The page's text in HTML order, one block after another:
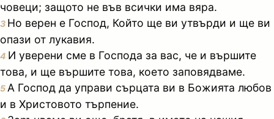
човеци; защото не във всички има вяра.
3 Но верен е Господ, Който ще ви утвърди и ще ви
опази от лукавия.
4 И уверени сме в Господа за вас, че и вършите
това, и ще вършите това, което заповядваме.
5 А Господ да управи сърцата ви в Божията любов
и в Христовото търпение.